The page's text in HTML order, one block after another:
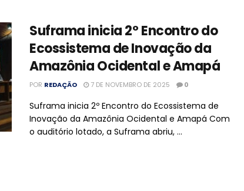
Suframa inicia 2º Encontro do
Ecossistema de Inovação da
Amazônia Ocidental e Amapá
POR REDAÇÃO 7 DE NOVEMBRO DE 2025 0
Suframa inicia 2º Encontro do Ecossistema de
Inovação da Amazônia Ocidental e Amapá Com
o auditório lotado, a Suframa abriu, ...